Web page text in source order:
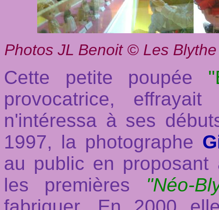
Photos JL Benoit © Les
Cette petite poupée
provocatrice,
n'intéressa à ses
1997, la photographe
au public en
les premières "Néo-